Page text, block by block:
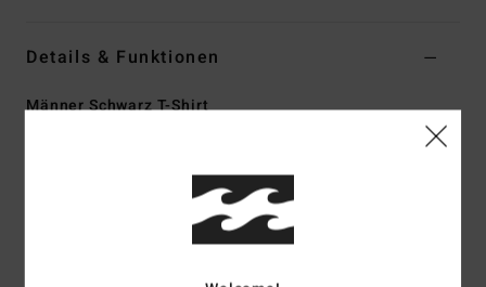
Details & Funktionen
Männer Schwarz T-Shirt
Adventure-Division-Kollektion